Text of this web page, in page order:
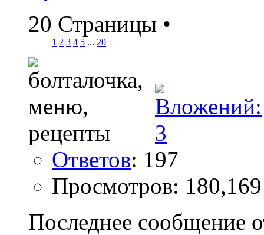
20 Страницы •
1 2 3 4 5 ... 20
Ответов: 197
Просмотров: 180,169
Последнее сообщение